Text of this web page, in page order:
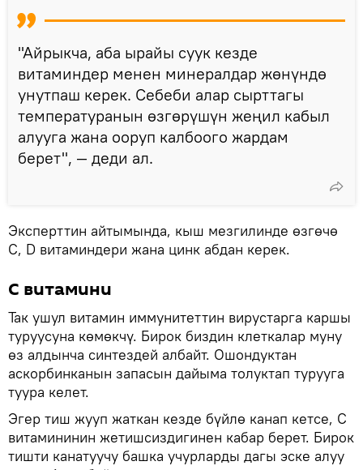
"Айрыкча, аба ырайы суук кезде
витаминдер менен минералдар жөнүндө
унутпаш керек. Себеби алар сырттагы
температуранын өзгөрүшүн жеңил кабыл
алууга жана ооруп калбоого жардам
берет", — деди ал.
Эксперттин айтымында, кыш мезгилинде өзгөчө
С, D витаминдери жана цинк абдан керек.
C витамини
Так ушул витамин иммунитеттин вирустарга каршы
туруусуна көмөкчү. Бирок биздин клеткалар муну
өз алдынча синтездей албайт. Ошондуктан
аскорбинканын запасын дайыма толуктап турууга
туура келет.
Эгер тиш жууп жаткан кезде бүйлө канап кетсе, С
витамининин жетишсиздигинен кабар берет. Бирок
тишти канатуучу башка учурларды дагы эске алуу